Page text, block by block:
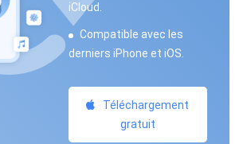
iCloud.
Compatible avec les
derniers iPhone et iOS.
Téléchargement
gratuit